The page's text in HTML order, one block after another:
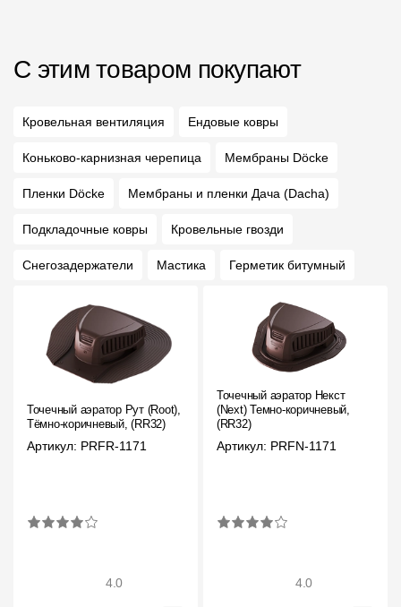
С этим товаром покупают
Кровельная вентиляция Ендовые ковры
Коньково-карнизная черепица Мембраны Döcke
Пленки Döcke Мембраны и пленки Дача (Dacha)
Подкладочные ковры Кровельные гвозди
Снегозадержатели Мастика Герметик битумный
Точечный аэратор Рут (Root),
Тёмно-коричневый, (RR32)
Артикул: PRFR-1171
4.0
Точечный аэратор Некст
(Next) Темно-коричневый,
(RR32)
Артикул: PRFN-1171
4.0